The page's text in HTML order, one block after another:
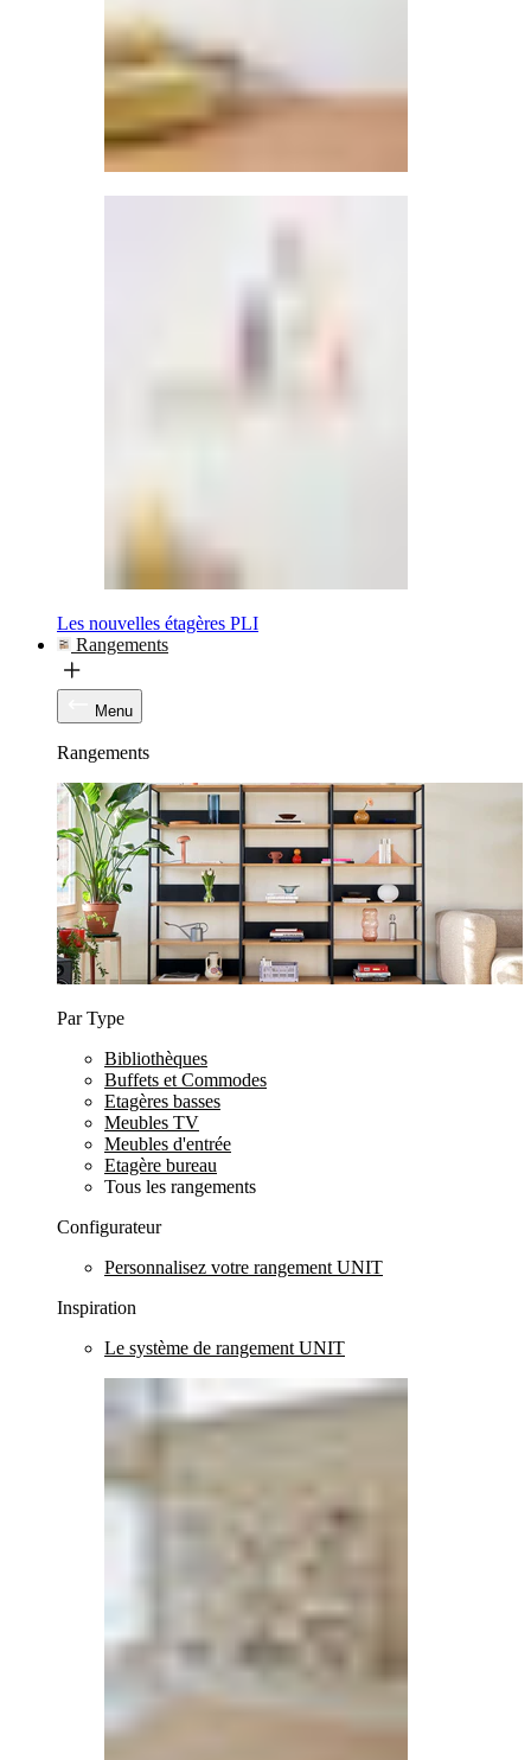
Les nouvelles étagères PLI
Rangements
Menu
Rangements
Par Type
Bibliothèques
Buffets et Commodes
Etagères basses
Meubles TV
Meubles d'entrée
Etagère bureau
Tous les rangements
Configurateur
Personnalisez votre rangement UNIT
Inspiration
Le système de rangement UNIT